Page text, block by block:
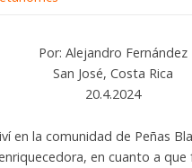
Por: Alejandro Fernández
San José, Costa Rica
20.4.2024
en la comunidad de Peñas
en cuanto a